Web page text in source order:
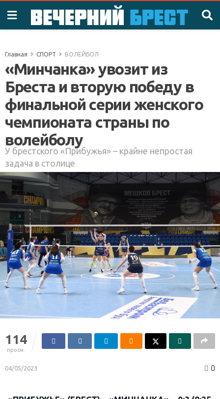
Главная СПОРТ ВОЛЕЙБОЛ
«Минчанка» увозит из
Бреста и вторую победу в
финальной серии женского
чемпионата страны по
волейболу
У брестского «Прибужья» – крайне непростая
задача в столице
114
просм.
04/05/2023 0